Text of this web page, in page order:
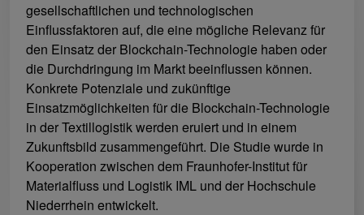
gesellschaftlichen und technologischen
Einflussfaktoren auf, die eine mögliche Relevanz für
den Einsatz der Blockchain-Technologie haben oder
die Durchdringung im Markt beeinflussen können.
Konkrete Potenziale und zukünftige
Einsatzmöglichkeiten für die Blockchain-Technologie
in der Textillogistik werden eruiert und in einem
Zukunftsbild zusammengeführt. Die Studie wurde in
Kooperation zwischen dem Fraunhofer-Institut für
Materialfluss und Logistik IML und der Hochschule
Niederrhein entwickelt.